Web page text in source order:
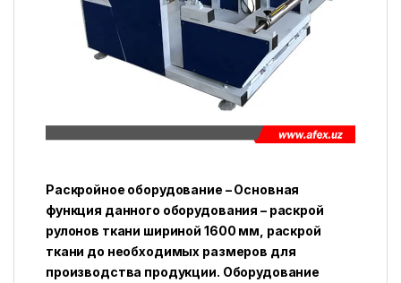
Раскройное оборудование – Основная
функция данного оборудования – раскрой
рулонов ткани шириной 1600 мм, раскрой
ткани до необходимых размеров для
производства продукции. Оборудование